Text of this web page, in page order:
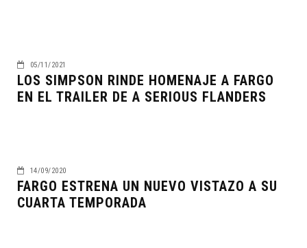
05/11/2021
LOS SIMPSON RINDE HOMENAJE A FARGO
EN EL TRAILER DE A SERIOUS FLANDERS
14/09/2020
FARGO ESTRENA UN NUEVO VISTAZO A SU
CUARTA TEMPORADA